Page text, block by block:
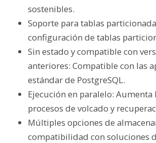
sostenibles.
Soporte para tablas
configuración de tablas
Sin estado y compatible con
anteriores: Compatible con las
estándar de PostgreSQL.
Ejecución en paralelo: Aumenta
procesos de volcado y
Múltiples opciones de
compatibilidad con soluciones